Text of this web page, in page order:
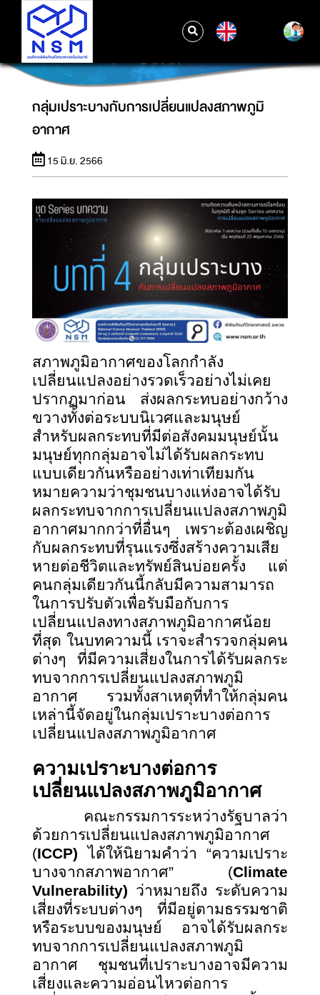
กลุ่มเปราะบางกับการเปลี่ยนแปลงสภาพภูมิ
อากาศ
กลุ่มเปราะบางกับการเปลี่ยนแปลงสภาพภูมิ
อากาศ
15 มิ.ย. 2566
สภาพภูมิอากาศของโลกกำลัง
เปลี่ยนแปลงอย่างรวดเร็วอย่างไม่เคย
ปรากฏมาก่อน ส่งผลกระทบอย่างกว้าง
ขวางทั้งต่อระบบนิเวศและมนุษย์
สำหรับผลกระทบที่มีต่อสังคมมนุษย์นั้น
มนุษย์ทุกกลุ่มอาจไม่ได้รับผลกระทบ
แบบเดียวกันหรืออย่างเท่าเทียมกัน
หมายความว่าชุมชนบางแห่งอาจได้รับ
ผลกระทบจากการเปลี่ยนแปลงสภาพภูมิ
อากาศมากกว่าที่อื่นๆ เพราะต้องเผชิญ
กับผลกระทบที่รุนแรงซึ่งสร้างความเสีย
หายต่อชีวิตและทรัพย์สินบ่อยครั้ง แต่
คนกลุ่มเดียวกันนี้กลับมีความสามารถ
ในการปรับตัวเพื่อรับมือกับการ
เปลี่ยนแปลงทางสภาพภูมิอากาศน้อย
ที่สุด ในบทความนี้ เราจะสำรวจกลุ่มคน
ต่างๆ ที่มีความเสี่ยงในการได้รับผลกระ
ทบจากการเปลี่ยนแปลงสภาพภูมิ
อากาศ รวมทั้งสาเหตุที่ทำให้กลุ่มคน
เหล่านี้จัดอยู่ในกลุ่มเปราะบางต่อการ
เปลี่ยนแปลงสภาพภูมิอากาศ
ความเปราะบางต่อการ
เปลี่ยนแปลงสภาพภูมิอากาศ
คณะกรรมการระหว่างรัฐบาลว่า
ด้วยการเปลี่ยนแปลงสภาพภูมิอากาศ
(ICCP)ได้ให้นิยามคำว่า “ความเปราะ
บางจากสภาพอากาศ” (Climate
Vulnerability) ว่าหมายถึง ระดับความ
เสี่ยงที่ระบบต่างๆ ที่มีอยู่ตามธรรมชาติ
หรือระบบของมนุษย์ อาจได้รับผลกระ
ทบจากการเปลี่ยนแปลงสภาพภูมิ
อากาศ ชุมชนที่เปราะบางอาจมีความ
เสี่ยงและความอ่อนไหวต่อการ